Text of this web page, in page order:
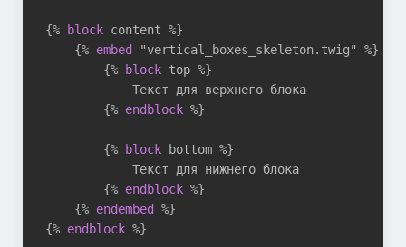
{% block content %}
{% embed
"vertical_boxes_skeleton.twig" %}
{%
block top %}
            Текст для верхнего блока
{% endblock %}
{% block bottom %}
            Текст для нижнего блока
{% endblock %}
{% endembed
%}
{% endblock %}